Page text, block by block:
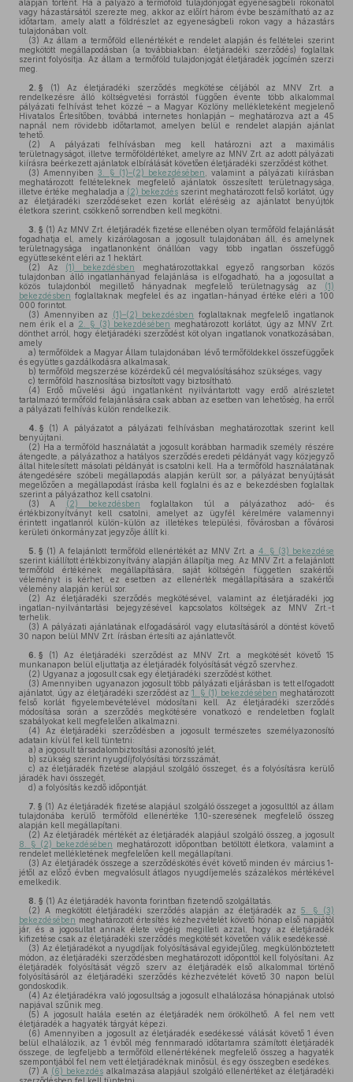
alapján történt. Ha a pályázó a termőföld tulajdonjogát egyeneságbeli rokonától
vagy házastársától szerezte meg, akkor az előírt három évbe beszámítható az az
időtartam, amely alatt a földrészlet az egyeneságbeli rokon vagy a házastárs
tulajdonában volt.
(3) Az állam a termőföld ellenértékét e rendelet alapján és feltételei szerint
megkötött megállapodásban (a továbbiakban: életjáradéki szerződés) foglaltak
szerint folyósítja. Az állam a termőföld tulajdonjogát életjáradék jogcímén szerzi
meg.
2. § (1) Az életjáradéki szerződés megkötése céljából az MNV Zrt. a
rendelkezésre álló költségvetési forrástól függően évente több alkalommal
pályázati felhívást tehet közzé – a Magyar Közlöny mellékleteként megjelenő
Hivatalos Értesítőben, továbbá internetes honlapján – meghatározva azt a 45
napnál nem rövidebb időtartamot, amelyen belül e rendelet alapján ajánlat
tehető.
(2) A pályázati felhívásban meg kell határozni azt a maximális
területnagyságot, illetve termőföldértéket, amelyre az MNV Zrt. az adott pályázati
kiírásra beérkezett ajánlatok elbírálását követően életjáradéki szerződést köthet.
(3) Amennyiben3. § (1)–(2) bekezdésében , valamint a pályázati kiírásban
meghatározott feltételeknek megfelelő ajánlatok összesített területnagysága,
illetve értéke meghaladja a (2) bekezdés szerint meghatározott felső korlátot, úgy
az életjáradéki szerződéseket ezen korlát eléréséig az ajánlatot benyújtók
életkora szerint, csökkenő sorrendben kell megkötni.
3. § (1) Az MNV Zrt. életjáradék fizetése ellenében olyan termőföld felajánlását
fogadhatja el, amely kizárólagosan a jogosult tulajdonában áll, és amelynek
területnagysága ingatlanonként önállóan vagy több ingatlan összefüggő
együtteseként eléri az 1 hektárt.
(2) Az (1) bekezdésben meghatározottakkal egyező rangsorban közös
tulajdonban álló ingatlanhányad felajánlása is elfogadható, ha a jogosultat a
közös tulajdonból megillető hányadnak megfelelő területnagyság az (1)
bekezdésben foglaltaknak megfelel és az ingatlan-hányad értéke eléri a 100
000 forintot.
(3) Amennyiben az (1)–(2) bekezdésben foglaltaknak megfelelő ingatlanok
nem érik el a 2. § (3) bekezdésében meghatározott korlátot, úgy az MNV Zrt.
dönthet arról, hogy életjáradéki szerződést köt olyan ingatlanok vonatkozásában,
amely
a) termőföldek a Magyar Állam tulajdonában lévő termőföldekkel összefüggőek
és együttes gazdálkodásra alkalmasak,
b) termőföld megszerzése közérdekű cél megvalósításához szükséges, vagy
c) termőföld hasznosítása biztosított vagy biztosítható.
(4) Erdő művelési ágú ingatlanként nyilvántartott vagy erdő alrészletet
tartalmazó termőföld felajánlására csak abban az esetben van lehetőség, ha erről
a pályázati felhívás külön rendelkezik.
4. § (1) A pályázatot a pályázati felhívásban meghatározottak szerint kell
benyújtani.
(2) Ha a termőföld használatát a jogosult korábban harmadik személy részére
átengedte, a pályázathoz a hatályos szerződés eredeti példányát vagy közjegyző
által hitelesített másolati példányát is csatolni kell. Ha a termőföld használatának
átengedésére szóbeli megállapodás alapján került sor, a pályázat benyújtását
megelőzően a megállapodást írásba kell foglalni és az e bekezdésben foglaltak
szerint a pályázathoz kell csatolni.
(3) A (2) bekezdésben foglaltakon túl a pályázathoz adó- és
értékbizonyítványt kell csatolni, amelyet az ügyfél kérelmére valamennyi
érintett ingatlanról külön-külön az illetékes települési, fővárosban a fővárosi
kerületi önkormányzat jegyzője állít ki.
5. § (1) A felajánlott termőföld ellenértékét az MNV Zrt. a 4. § (3) bekezdése
szerint kiállított értékbizonyítvány alapján állapítja meg. Az MNV Zrt. a felajánlott
termőföld értékének megállapítására, saját költségén független szakértői
véleményt is kérhet, ez esetben az ellenérték megállapítására a szakértői
vélemény alapján kerül sor.
(2) Az életjáradéki szerződés megkötésével, valamint az életjáradéki jog
ingatlan-nyilvántartási bejegyzésével kapcsolatos költségek az MNV Zrt.-t
terhelik.
(3) A pályázati ajánlatának elfogadásáról vagy elutasításáról a döntést követő
30 napon belül MNV Zrt. írásban értesíti az ajánlattevőt.
6. § (1) Az életjáradéki szerződést az MNV Zrt. a megkötését követő 15
munkanapon belül eljuttatja az életjáradék folyósítását végző szervhez.
(2) Ugyanaz a jogosult csak egy életjáradéki szerződést köthet.
(3) Amennyiben ugyanazon jogosult több pályázati eljárásban is tett elfogadott
ajánlatot, úgy az életjáradéki szerződést az 1. § (1) bekezdésében meghatározott
felső korlát figyelembevételével módosítani kell. Az életjáradéki szerződés
módosítása során a szerződés megkötésére vonatkozó e rendeletben foglalt
szabályokat kell megfelelően alkalmazni.
(4) Az életjáradéki szerződésben a jogosult természetes személyazonosító
adatain kívül fel kell tüntetni:
a) a jogosult társadalombiztosítási azonosító jelét,
b) szükség szerint nyugdíjfolyósítási törzsszámát,
c) az életjáradék fizetése alapjául szolgáló összeget, és a folyósításra kerülő
járadék havi összegét,
d) a folyósítás kezdő időpontját.
7. § (1) Az életjáradék fizetése alapjául szolgáló összeget a jogosulttól az állam
tulajdonába kerülő termőföld ellenértéke 1,10-szeresének megfelelő összeg
alapján kell megállapítani.
(2) Az életjáradék mértékét az életjáradék alapjául szolgáló összeg, a jogosult
8. § (2) bekezdésében meghatározott időpontban betöltött életkora, valamint a
rendelet mellékletének megfelelően kell megállapítani.
(3) Az életjáradék összege a szerződéskötés évét követő minden év március 1-
jétől az előző évben megvalósult átlagos nyugdíjemelés százalékos mértékével
emelkedik.
8. § (1) Az életjáradék havonta forintban fizetendő szolgáltatás.
(2) A megkötött életjáradéki szerződés alapján az életjáradék az 5. § (3)
bekezdésében meghatározott értesítés kézhezvételét követő hónap első napjától
jár, és a jogosultat annak élete végéig megilleti azzal, hogy az életjáradék
kifizetése csak az életjáradéki szerződés megkötését követően válik esedékessé.
(3) Az életjáradékot a nyugdíjak folyósításával egyidejűleg, megkülönböztetett
módon, az életjáradéki szerződésben meghatározott időponttól kell folyósítani. Az
életjáradék folyósítását végző szerv az életjáradék első alkalommal történő
folyósításáról az életjáradéki szerződés kézhezvételét követő 30 napon belül
gondoskodik.
(4) Az életjáradékra való jogosultság a jogosult elhalálozása hónapjának utolsó
napjával szűnik meg.
(5) A jogosult halála esetén az életjáradék nem örökölhető. A fel nem vett
életjáradék a hagyaték tárgyát képezi.
(6) Amennyiben a jogosult az életjáradék esedékessé válását követő 1 éven
belül elhalálozik, az 1 évből még fennmaradó időtartamra számított életjáradék
összege, de legfeljebb a termőföld ellenértékének megfelelő összeg a hagyaték
szempontjából fel nem vett életjáradéknak minősül, és egy összegben esedékes.
(7) A (6) bekezdésalkalmazása alapjául szolgáló ellenértéket az életjáradéki